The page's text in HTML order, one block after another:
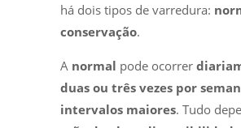
há dois tipos de varredura:
conservação.
A normal pode ocorrer
duas ou três vezes por
intervalos maiores. Tudo